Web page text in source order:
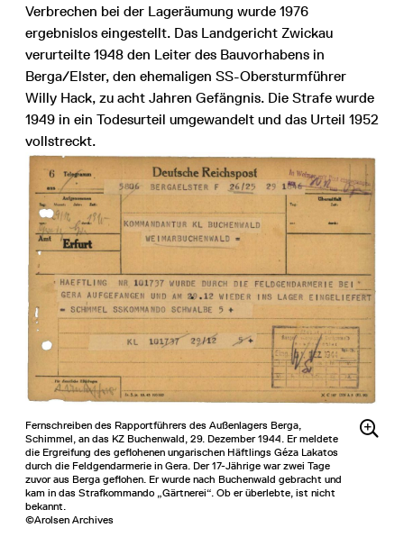
Fernschreiben des Rapportführers des Außenlagers Berga,
Schimmel, an das KZ Buchenwald, 29. Dezember 1944. Er meldete
die Ergreifung des geflohenen ungarischen Häftlings Géza Lakatos
durch die Feldgendarmerie in Gera. Der 17-Jährige war zwei Tage
zuvor aus Berga geflohen. Er wurde nach Buchenwald gebracht und
kam in das Strafkommando „Gärtnerei“. Ob er überlebte, ist nicht
bekannt.
©Arolsen Archives
Verbrechen bei der Lageräumung wurde 1976
ergebnislos eingestellt. Das Landgericht Zwickau
verurteilte 1948 den Leiter des Bauvorhabens in
Berga/Elster, den ehemaligen SS-Obersturmführer
Willy Hack, zu acht Jahren Gefängnis. Die Strafe wurde
1949 in ein Todesurteil umgewandelt und das Urteil 1952
vollstreckt.